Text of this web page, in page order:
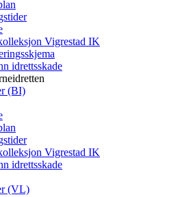
Vigrestad IK
idrettsskade
(BI)
Vigrestad IK
idrettsskade
(VL)